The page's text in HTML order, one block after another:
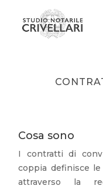
Cosa sono
I contratti di
coppia definisce
attraverso la